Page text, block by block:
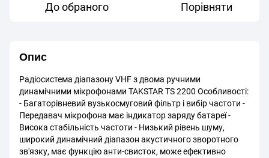
До обраного Порівняти
Опис
Радіосистема діапазону VHF з двома ручними
динамічними мікрофонами TAKSTAR TS 2200 Особливості:
- Багаторівневий вузькосмуговий фільтр і вибір частоти -
Передавач мікрофона має індикатор заряду батареї -
Висока стабільність частоти - Низький рівень шуму,
широкий динамічний діапазон акустичного зворотного
зв'язку, має функцію анти-свисток, може ефективно